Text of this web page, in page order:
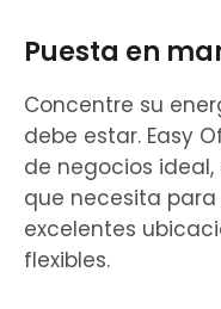
Puesta en
Concentre su
debe estar. Easy
de negocios
que necesita
excelentes
flexibles.